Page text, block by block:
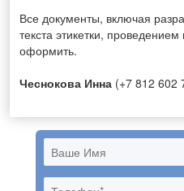
Все документы, включая
текста этикетки,
оформить.
Чеснокова Инна (+7 812 602